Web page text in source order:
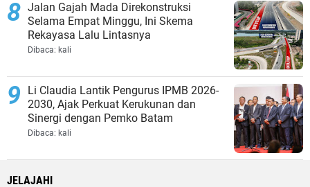
Jalan Gajah Mada Direkonstruksi
Selama Empat Minggu, Ini Skema
Rekayasa Lalu Lintasnya
Dibaca: kali
Li Claudia Lantik Pengurus IPMB 2026-
2030, Ajak Perkuat Kerukunan dan
Sinergi dengan Pemko Batam
Dibaca: kali
JELAJAHI